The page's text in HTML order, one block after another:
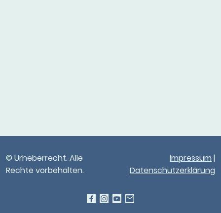
© Urheberrecht. Alle
Rechte vorbehalten.
Impressum |
Datenschutzerklärung